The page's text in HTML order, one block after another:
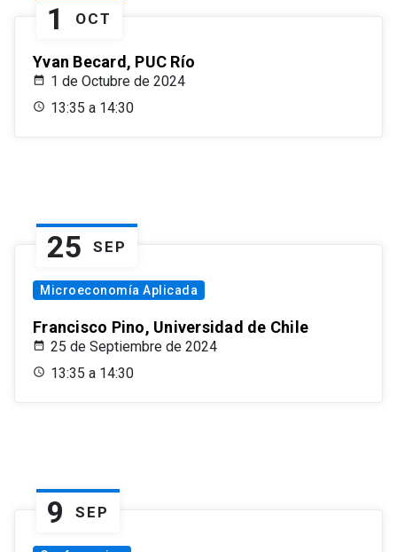
1 OCT
Yvan Becard, PUC Río
1 de Octubre de 2024
13:35 a 14:30
25 SEP
Microeconomía Aplicada
Francisco Pino, Universidad de Chile
25 de Septiembre de 2024
13:35 a 14:30
9 SEP